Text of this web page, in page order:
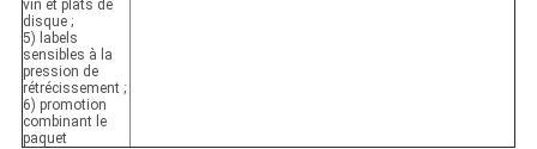
vin et plats de
disque ;
5) labels
sensibles à la
pression de
rétrécissement ;
6) promotion
combinant le
paquet